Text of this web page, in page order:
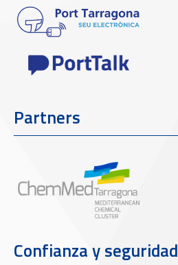
Partners
Confianza y seguridad